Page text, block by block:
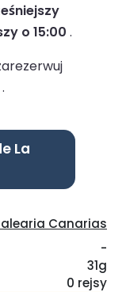
o 15:00 .
.
La
Canarias
-
31g
0 rejsy